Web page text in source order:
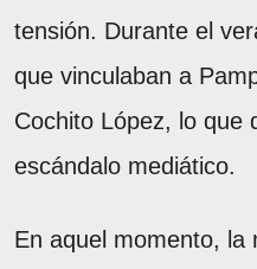
tensión. Durante el
que vinculaban a
Cochito López, lo que
escándalo mediático.
En aquel momento, la